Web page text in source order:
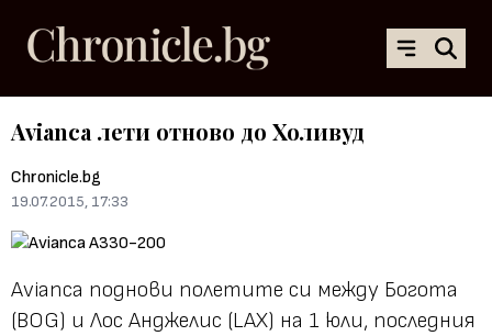
Avianca лети отново до Холивуд
Chronicle.bg
19.07.2015, 17:33
Avianca поднови полетите си между Богота
(BOG) и Лос Анджелис (LAX) на 1 юли, последния